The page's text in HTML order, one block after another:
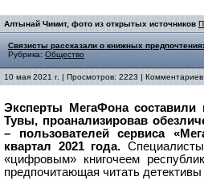
Алтынай Чимит, фото из открытых источников
Cвязисты рассказали о книжных
Рубрика: Общество
10 мая 2021 г. | Просмотров: 2223 |
Эксперты МегаФона составили
Тувы, проанализировав
– пользователей сервиса
квартал 2021 года.
«цифровым» книгочеем
предпочитающая читать